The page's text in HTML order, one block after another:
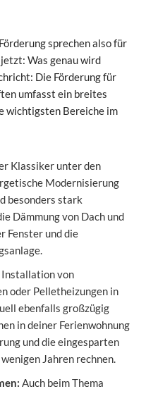
sprechen also für
Was genau wird
Die Förderung für
umfasst ein breites
wichtigsten Bereiche im
Klassiker unter den
Modernisierung
besonders stark
Dämmung von Dach und
Fenster und die
Installation von
oder Pelletheizungen in
ebenfalls großzügig
in deiner Ferienwohnung
und die eingesparten
Jahren rechnen.
Auch beim Thema